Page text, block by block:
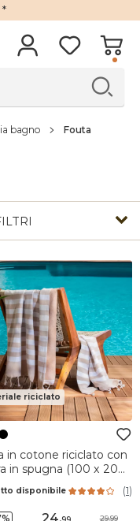
*
bagno Fouta
riciclato
in cotone riciclato con
in spugna (100 x 200
disponibile (1)
24. 29.99